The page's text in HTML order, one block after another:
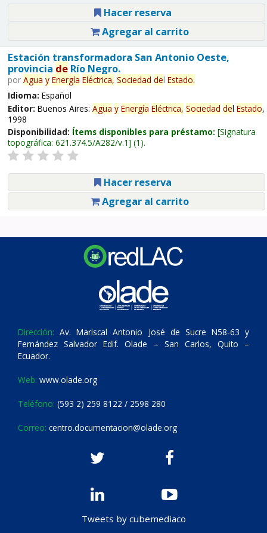
Hacer reserva
Agregar al carrito
Estación transformadora San Antonio Oeste,
provincia deRío Negro.
por Agua y Energía Eléctrica, Sociedad del Estado.
Idioma: Español
Editor: Buenos Aires: Agua y Energía Eléctrica, Sociedad del Estado,
1998
Disponibilidad: Ítems disponibles para préstamo: Signatura
topográfica: 621.374.5/A282/v.1 (1).
Hacer reserva
Agregar al carrito
Dirección: Av. Mariscal Antonio José de Sucre N58-63 y
Fernández Salvador Edif. Olade – San Carlos, Quito –
Ecuador.
Web: www.olade.org
Teléfono: (593 2) 259 8122 / 2598 280
Correo: centro.documentacion@olade.org
Tweets by cubemediaco